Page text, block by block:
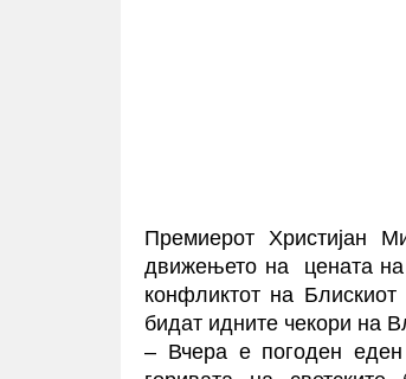
Премиерот Христијан
движењето на цената на
конфликтот на
бидат идните чекори на
– Вчера е погоден еден